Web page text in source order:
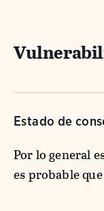
Estado de
Por lo general
es probable